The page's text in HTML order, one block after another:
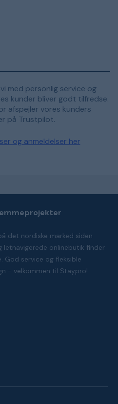
med personlig service og
kunder bliver godt tilfredse.
afspejler vores kunders
på Trustpilot.
og anmeldelser her
det nordiske marked siden
letnavigerede onlinebutik finder
God service og fleksible
- velkommen til Staypro!